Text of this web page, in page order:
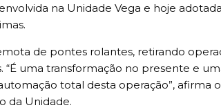
na Unidade Vega e hoje
de pontes rolantes, retirando
uma transformação no presente e
total desta operação”, afirma
da Unidade.